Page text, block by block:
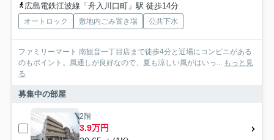
広島電鉄江波線「舟入川口町」駅 徒歩14分
オートロック 敷地内ごみ置き場 公共下水
ファミリーマート 南観音一丁目店まで徒歩4分と近場にコンビニがある
のもポイント。風通しが良好なので、夏も涼しい風がはいっ... もっと見
る
募集中の部屋
2階
3.9万円